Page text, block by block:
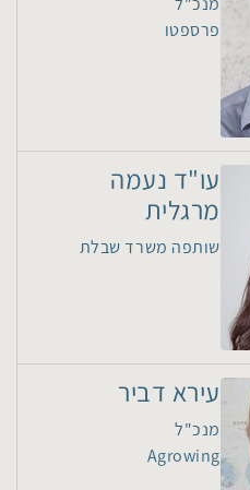
פרספטו
עו"ד נעמה
מרגלית
שותפה משרד שבלת
עירא דביר
מנכ"ל
Agrowing